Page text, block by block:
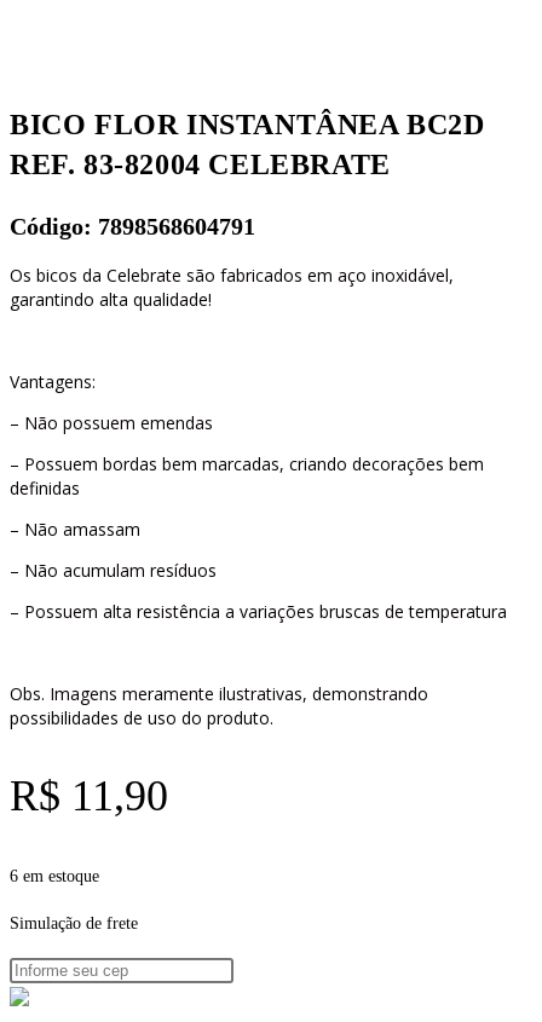
BICO FLOR INSTANTÂNEA BC2D
REF. 83-82004 CELEBRATE
Código: 7898568604791
Os bicos da Celebrate são fabricados em aço inoxidável,
garantindo alta qualidade!
Vantagens:
– Não possuem emendas
– Possuem bordas bem marcadas, criando decorações bem
definidas
– Não amassam
– Não acumulam resíduos
– Possuem alta resistência a variações bruscas de temperatura
Obs. Imagens meramente ilustrativas, demonstrando
possibilidades de uso do produto.
R$ 11,90
6 em estoque
Simulação de frete